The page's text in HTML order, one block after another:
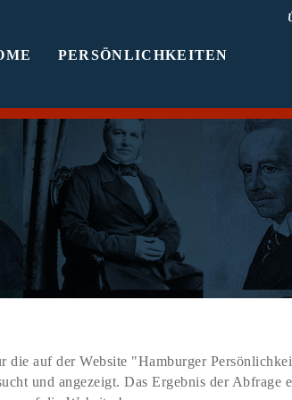
PERSÖNLICHKEITEN
die auf der Website "Hamburger
und angezeigt. Das Ergebnis der Abfrage